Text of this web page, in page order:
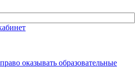
оказывать образовательные